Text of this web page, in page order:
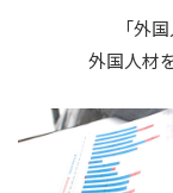
「外
外国人材